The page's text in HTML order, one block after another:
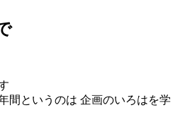
間というのは 企画のいろはを学